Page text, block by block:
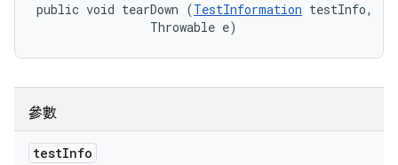
public void tearDown (TestInformation testInfo,
                Throwable e)
參數
testInfo